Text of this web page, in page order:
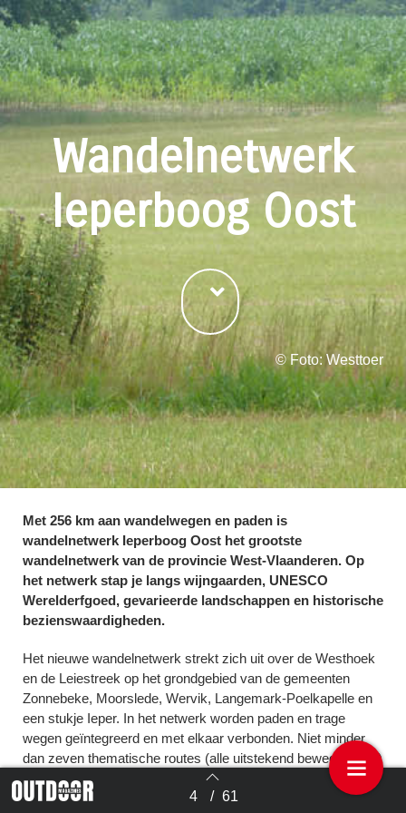
Terug naar overzicht 4 / 61
Wandelnetwerk
Ieperboog Oost
©Foto: Westtoer
Met 256 km aan wandelwegen en paden is
wandelnetwerk Ieperboog Oost het grootste
wandelnetwerk van de provincie West-Vlaanderen. Op
het netwerk stap je langs wijngaarden, UNESCO
Werelderfgoed, gevarieerde landschappen en historische
bezienswaardigheden.
Het nieuwe wandelnetwerk strekt zich uit over de Westhoek
en de Leiestreek op het grondgebied van de gemeenten
Zonnebeke, Moorslede, Wervik, Langemark-Poelkapelle en
een stukje Ieper. In het netwerk worden paden en trage
wegen geïntegreerd en met elkaar verbonden. Niet minder
dan zeven thematische routes (alle uitstekend bewegwijzerd)
zijn in het nieuwe netwerk opgenomen. Alles werd vakkundig
bewegwijzerd met maar liefst 734 palen en 1707 bordjes.